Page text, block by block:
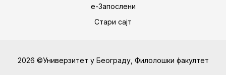
е-Запослени
Стари сајт
2026 ©Универзитет у Београду, Филолошки факултет